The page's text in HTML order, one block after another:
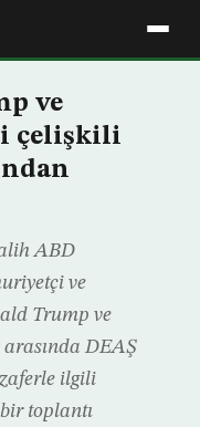
ve
çelişkili
ABD
ve
Trump ve
arasında DEAŞ
ilgili
toplantı